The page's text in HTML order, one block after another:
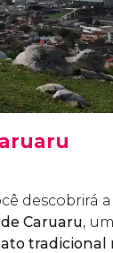
descobrirá a
Caruaru,
tradicional